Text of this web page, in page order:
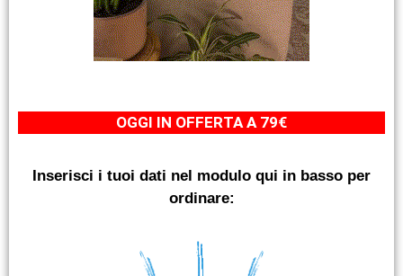
OGGI IN OFFERTA A 79€
Inserisci i tuoi dati nel modulo qui in basso per
ordinare: